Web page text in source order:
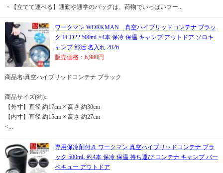
・【立てて運べる】通勤や通学のバッグは、荷物でいっぱいフー...
ワークマン WORKMAN 真空ハイブリッドコンテナ ブラッ
ク FCD22 500ml ×4本 保冷 保温 キャンプ アウトドア ソロキ
ャンプ 部活 名入れ 2026
販売価格：6,980円
商品名:真空ハイブリッドコンテナ ブラック
商品サイズ(約):
【外寸】直径 約17cm × 高さ 約30cm
【内寸】直径 約15cm × 高さ 約27cm
<...
専用保冷剤付き ワークマン 真空ハイブリッドコンテナ ブラ
ック 500mL 約4本 保冷 保温 持ち運び コンテナ キャンプ バー
ベキュー アウトドア